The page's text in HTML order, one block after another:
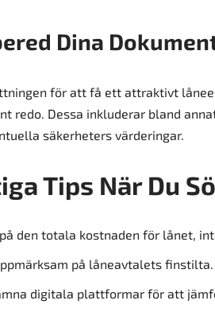
Dina
för att få ett attraktivt
redo. Dessa inkluderar bland
säkerheters värderingar.
Tips När Du
den totala kostnaden för lånet,
på låneavtalets finstilta.
digitala plattformar för att